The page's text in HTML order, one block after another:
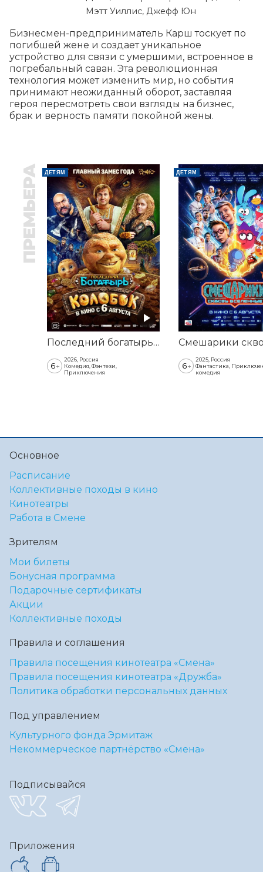
Мэтт Уиллис, Джефф Юн
Бизнесмен-предприниматель Карш тоскует по
погибшей жене и создает уникальное
устройство для связи с умершими, встроенное в
погребальный саван. Эта революционная
технология может изменить мир, но события
принимают неожиданный оборот, заставляя
героя пересмотреть свои взгляды на бизнес,
брак и верность памяти покойной жены.
ПРЕМЬЕРА ДЕТЯМ
Последний богатырь. Колобок
6+
2026, Россия
Комедия, Фэнтези,
Приключения
ДЕТЯМ
6+
2025, Россия
Фантастика,
комедия
Основное
Расписание
Коллективные походы в кино
Кинотеатры
Работа в Смене
Зрителям
Мои билеты
Бонусная программа
Подарочные сертификаты
Акции
Коллективные походы
Правила и соглашения
Правила посещения кинотеатра «Смена»
Правила посещения кинотеатра «Дружба»
Политика обработки персональных данных
Под управлением
Культурного фонда Эрмитаж
Некоммерческое партнёрство «Смена»
Подписывайся
Приложения